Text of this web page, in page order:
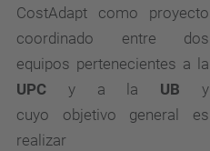
CostAdapt como proyecto
coordinado entre dos
equipos pertenecientes a la
UPC y a la UB y
cuyo objetivo general es
realizar